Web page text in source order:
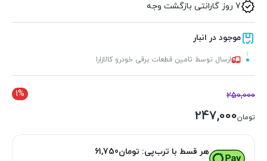
7 روز گارانتی بازگشت وجه
موجود در انبار
ارسال توسط تامین قطعات برقی خودرو کالازارا
1% 250,000
تومان247,000
هر قسط با ترب‌پی: تومان61,750